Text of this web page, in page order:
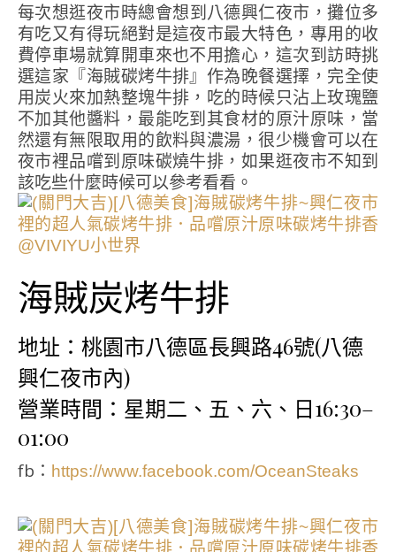
每次想逛夜市時總會想到八德興仁夜市，攤位多
有吃又有得玩絕對是這夜市最大特色，專用的收
費停車場就算開車來也不用擔心，這次到訪時挑
選這家『海賊碳烤牛排』作為晚餐選擇，完全使
用炭火來加熱整塊牛排，吃的時候只沾上玫瑰鹽
不加其他醬料，最能吃到其食材的原汁原味，當
然還有無限取用的飲料與濃湯，很少機會可以在
夜市裡品嚐到原味碳燒牛排，如果逛夜市不知到
該吃些什麼時候可以參考看看。
海賊炭烤牛排
地址：桃園市八德區長興路46號(八德
興仁夜市內)
營業時間：星期二、五、六、日16:30–
01:00
fb： https://www.facebook.com/OceanSteaks